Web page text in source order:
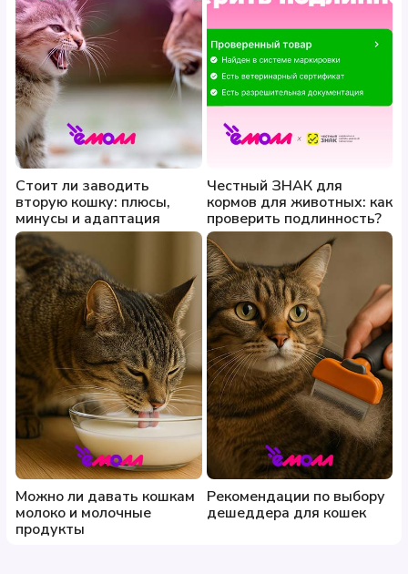
Стоит ли заводить
вторую кошку: плюсы,
минусы и адаптация
Честный ЗНАК для
кормов для животных: как
проверить подлинность?
Можно ли давать кошкам
молоко и молочные
продукты
Рекомендации по выбору
дешеддера для кошек